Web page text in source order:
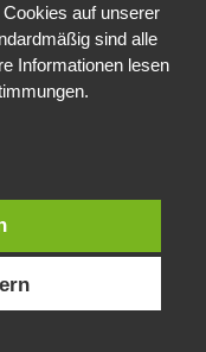
auf unserer
sind alle
Informationen lesen
.